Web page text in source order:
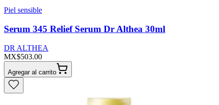
Piel sensible
Serum 345 Relief Serum Dr Althea 30ml
DR ALTHEA
MX$503.00
Agregar al carrito